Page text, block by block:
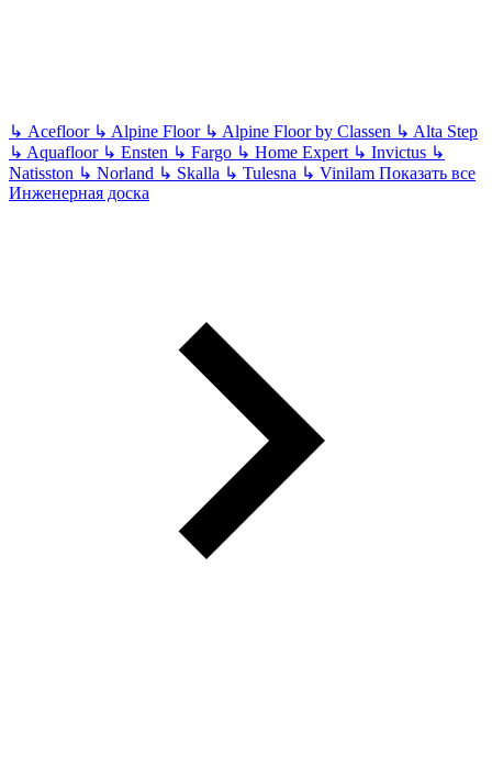
↳ Acefloor ↳ Alpine Floor ↳ Alpine Floor by Classen ↳ Alta Step
↳ Aquafloor ↳ Ensten ↳ Fargo ↳ Home Expert ↳ Invictus ↳
Natisston ↳ Norland ↳ Skalla ↳ Tulesna ↳ Vinilam Показать все
Инженерная доска